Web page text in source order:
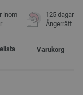
inom
125 dagar
Ångerrätt
Varukorg